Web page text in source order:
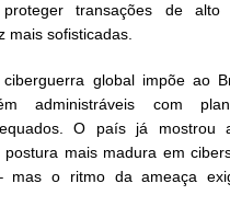
proteger transações de alto
mais sofisticadas.
global impõe ao
administráveis com
O país já mostrou
mais madura em
mas o ritmo da ameaça